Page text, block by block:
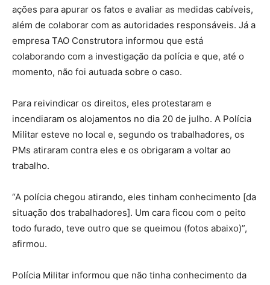
ações para apurar os fatos e avaliar as medidas cabíveis,
além de colaborar com as autoridades responsáveis. Já a
empresa TAO Construtora informou que está
colaborando com a investigação da polícia e que, até o
momento, não foi autuada sobre o caso.
Para reivindicar os direitos, eles protestaram e
incendiaram os alojamentos no dia 20 de julho. A Polícia
Militar esteve no local e, segundo os trabalhadores, os
PMs atiraram contra eles e os obrigaram a voltar ao
trabalho.
“A polícia chegou atirando, eles tinham conhecimento [da
situação dos trabalhadores]. Um cara ficou com o peito
todo furado, teve outro que se queimou (fotos abaixo)”,
afirmou.
Polícia Militar informou que não tinha conhecimento da